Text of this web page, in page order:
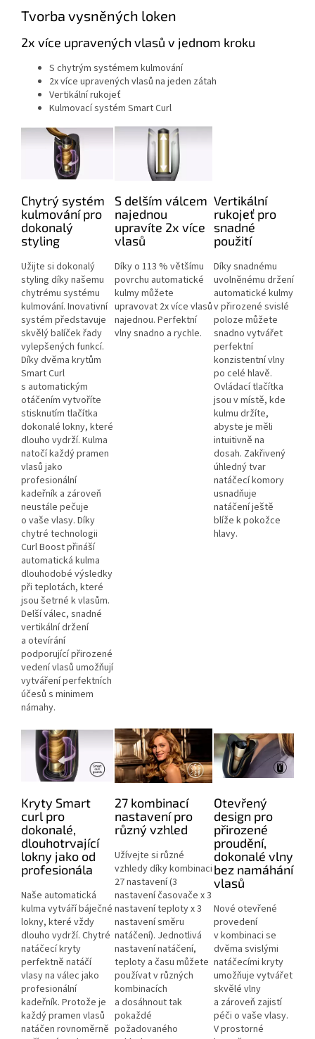
Tvorba vysněných loken
2x více upravených vlasů v jednom kroku
S chytrým systémem kulmování
2x více upravených vlasů na jeden zátah
Vertikální rukojeť
Kulmovací systém Smart Curl
Chytrý systém
kulmování pro
dokonalý
styling
Užijte si dokonalý
styling díky našemu
chytrému systému
kulmování. Inovativní
systém představuje
skvělý balíček řady
vylepšených funkcí.
Díky dvěma krytům
Smart Curl
s automatickým
otáčením vytvoříte
stisknutím tlačítka
dokonalé lokny, které
dlouho vydrží. Kulma
natočí každý pramen
vlasů jako
profesionální
kadeřník a zároveň
neustále pečuje
o vaše vlasy. Díky
chytré technologii
Curl Boost přináší
automatická kulma
dlouhodobé výsledky
při teplotách, které
jsou šetrné k vlasům.
Delší válec, snadné
vertikální držení
a otevírání
podporující přirozené
vedení vlasů umožňují
vytváření perfektních
účesů s minimem
námahy.
S delším válcem
najednou
upravíte 2x více
vlasů
Díky o 113 % většímu
povrchu automatické
kulmy můžete
upravovat 2x více vlasů
najednou. Perfektní
vlny snadno a rychle.
Vertikální
rukojeť pro
snadné
použití
Díky snadnému
uvolněnému držení
automatické kulmy
v přirozené svislé
poloze můžete
snadno vytvářet
perfektní
konzistentní vlny
po celé hlavě.
Ovládací tlačítka
jsou v místě, kde
kulmu držíte,
abyste je měli
intuitivně na
dosah. Zakřivený
úhledný tvar
natáčecí komory
usnadňuje
natáčení ještě
blíže k pokožce
hlavy.
Kryty Smart
curl pro
dokonalé,
dlouhotrvající
lokny jako od
profesionála
Naše automatická
kulma vytváří báječné
lokny, které vždy
dlouho vydrží. Chytré
natáčecí kryty
perfektně natáčí
vlasy na válec jako
profesionální
kadeřník. Protože je
každý pramen vlasů
natáčen rovnoměrně
27 kombinací
nastavení pro
různý vzhled
Užívejte si různé
vzhledy díky kombinaci
27 nastavení (3
nastavení časovače x 3
nastavení teploty x 3
nastavení směru
natáčení). Jednotlivá
nastavení natáčení,
teploty a času můžete
používat v různých
kombinacích
a dosáhnout tak
pokaždé
požadovaného
Otevřený
design pro
přirozené
proudění,
dokonalé vlny
bez namáhání
vlasů
Nové otevřené
provedení
v kombinaci se
dvěma svislými
natáčecími kryty
umožňuje vytvářet
skvělé vlny
a zároveň zajistí
péči o vaše vlasy.
V prostorné